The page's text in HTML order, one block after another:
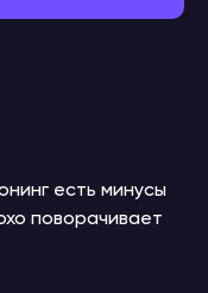
есть минусы
поворачивает